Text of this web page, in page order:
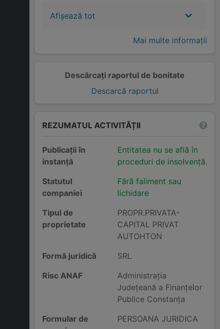
Descărcați raportul de bonitate
Descarcă raportul
Afișează tot
Mai multe informații
REZUMATUL ACTIVITĂȚII
Publicații în
instanță
Entitatea nu se află în
proceduri de insolvență.
Statutul
companiei
Fără faliment sau
lichidare
Tipul de
proprietate
PROPR.PRIVATA-
CAPITAL PRIVAT
AUTOHTON
Formă juridică
SRL
Risc ANAF
Administraţia
Judeţeană a Finanţelor
Publice Constanţa
Formular de
PERSOANA JURIDICA